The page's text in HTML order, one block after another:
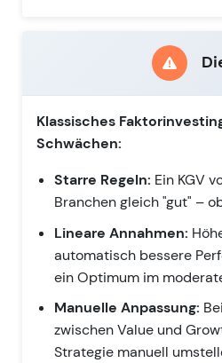
Klassisches
Schwächen:
Starre Regeln: Ein KGV
Branchen gleich "gut" –
Lineare Annahmen:
automatisch bessere
ein Optimum im
Manuelle Anpassung:
zwischen Value und
Strategie manuell